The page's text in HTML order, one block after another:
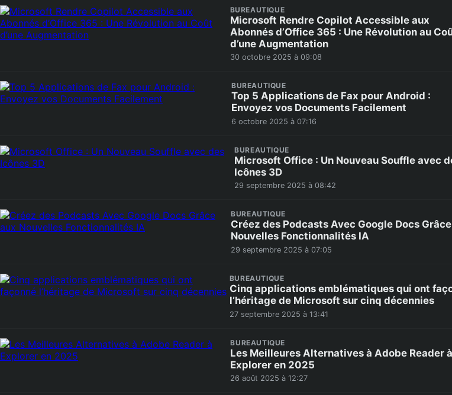
BUREAUTIQUE
Microsoft Rendre Copilot Accessible aux
Abonnés d’Office 365 : Une Révolution au
d’une Augmentation
30 octobre 2025 à 09:08
BUREAUTIQUE
Top 5 Applications de Fax pour Android :
Envoyez vos Documents Facilement
6 octobre 2025 à 07:16
BUREAUTIQUE
Microsoft Office : Un Nouveau Souffle avec
Icônes 3D
29 septembre 2025 à 08:42
BUREAUTIQUE
Créez des Podcasts Avec Google Docs
Nouvelles Fonctionnalités IA
29 septembre 2025 à 07:05
BUREAUTIQUE
Cinq applications emblématiques qui ont
l’héritage de Microsoft sur cinq décennies
27 septembre 2025 à 13:41
BUREAUTIQUE
Les Meilleures Alternatives à Adobe Reader à
Explorer en 2025
26 août 2025 à 12:27